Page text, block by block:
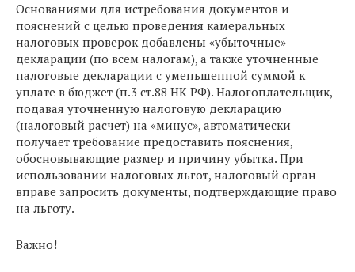
Основаниями для истребования документов и
пояснений с целью проведения камеральных
налоговых проверок добавлены «убыточные»
декларации (по всем налогам), а также уточненные
налоговые декларации с уменьшенной суммой к
уплате в бюджет (п.3 ст.88 НК РФ). Налогоплательщик,
подавая уточненную налоговую декларацию
(налоговый расчет) на «минус», автоматически
получает требование предоставить пояснения,
обосновывающие размер и причину убытка. При
использовании налоговых льгот, налоговый орган
вправе запросить документы, подтверждающие право
на льготу.
Важно!